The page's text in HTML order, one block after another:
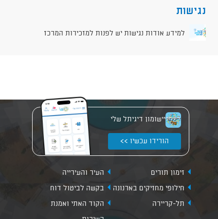
נגישות
למידע אודות נגישות יש לפנות למזכירות המרכז
יישומון דיגיתל שלי
הורידו עכשיו >>
זימון תורים
העיר והעירייה
חילופי מחזיקים בארנונה
בקשה לביטול דוח
תל-קריירה
הקוד האתי ואמנת